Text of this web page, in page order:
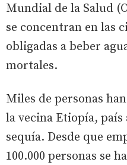
Mundial de la Salud
se concentran en las
obligadas a beber
mortales.
Miles de personas
la vecina Etiopía,
sequía. Desde que
100.000 personas se